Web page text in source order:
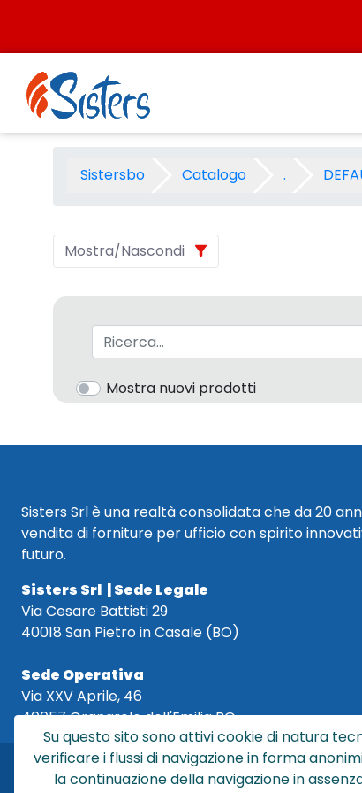
PROMOZIONE RUGGERI
Sistersbo Catalogo .
Mostra/Nascondi
Barra di ricerca
Mostra nuovi prodotti
Sisters Srl è una realtà consolidata che da 20
vendita di forniture per ufficio con spirito
futuro.
Sisters Srl | Sede Legale
Via Cesare Battisti 29
40018 San Pietro in Casale (BO)
Sede Operativa
Via XXV Aprile, 46
40057 Granarolo dell'Emilia BO
Su questo sito sono attivi cookie di natura
verificare i flussi di navigazione in forma
la continuazione della navigazione in